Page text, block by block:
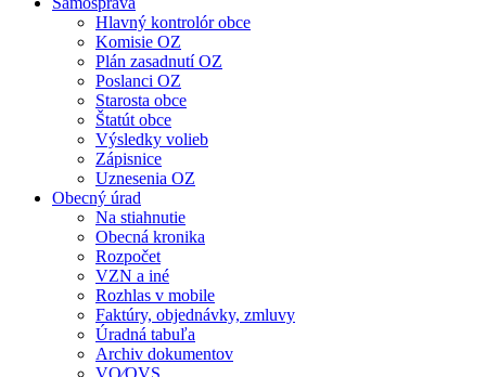
Hlavný kontrolór obce
Komisie OZ
Plán zasadnutí OZ
Poslanci OZ
Starosta obce
Štatút obce
Výsledky volieb
Zápisnice
Uznesenia OZ
Obecný úrad
Na stiahnutie
Obecná kronika
Rozpočet
VZN a iné
Rozhlas v mobile
Faktúry, objednávky, zmluvy
Úradná tabuľa
Archiv dokumentov
VO⁄OVS